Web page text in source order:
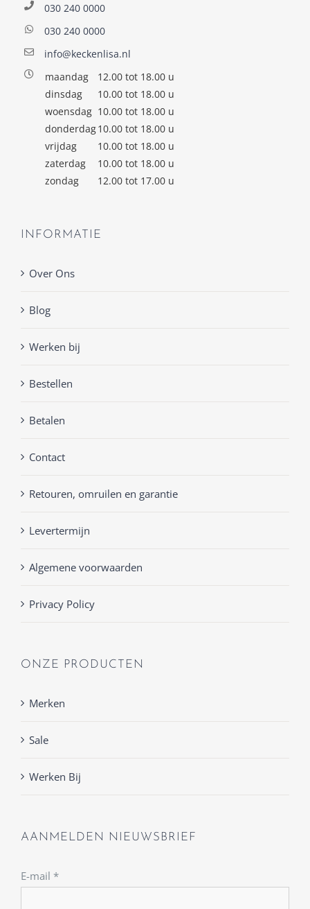
030 240 0000
030 240 0000
info@keckenlisa.nl
maandag
12.00 tot 18.00 u
dinsdag
10.00 tot 18.00 u
woensdag 10.00 tot 18.00 u
donderdag10.00 tot 18.00 u
vrijdag
10.00 tot 18.00 u
zaterdag
10.00 tot 18.00 u
zondag
12.00 tot 17.00 u
INFORMATIE
Over Ons
Blog
Werken bij
Bestellen
Betalen
Contact
Retouren, omruilen en garantie
Levertermijn
Algemene voorwaarden
Privacy Policy
ONZE PRODUCTEN
Merken
Sale
Werken Bij
AANMELDEN NIEUWSBRIEF
E-mail *